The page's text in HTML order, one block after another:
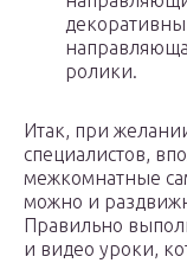
ролики.
Итак, при
специалистов,
межкомнатные
можно и
Правильно
и видео уроки,